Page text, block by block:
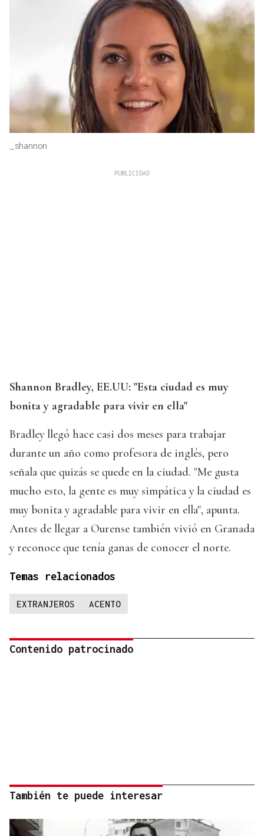
_shannon
Shannon Bradley, EE.UU: "Esta ciudad es muy
bonita y agradable para vivir en ella"
Bradley llegó hace casi dos meses para trabajar
durante un año como profesora de inglés, pero
señala que quizás se quede en la ciudad. "Me gusta
mucho esto, la gente es muy simpática y la ciudad es
muy bonita y agradable para vivir en ella", apunta.
Antes de llegar a Ourense también vivió en Granada
y reconoce que tenía ganas de conocer el norte.
Temas relacionados
EXTRANJEROS ACENTO
Contenido patrocinado
También te puede interesar